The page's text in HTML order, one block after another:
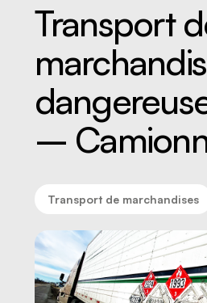
Transport
–
Transport de marchandises